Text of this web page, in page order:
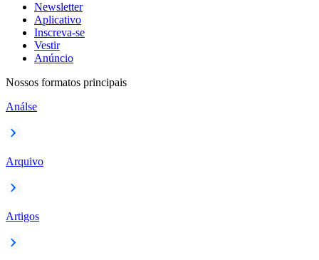
Newsletter
Aplicativo
Inscreva-se
Vestir
Anúncio
Nossos formatos principais
Análse
Arquivo
Artigos